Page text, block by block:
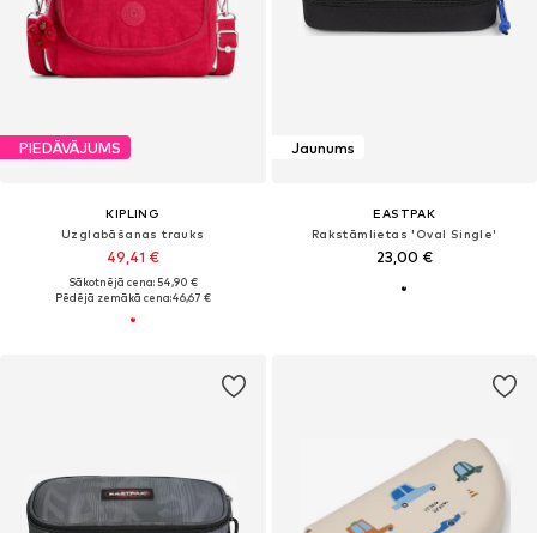
PIEDĀVĀJUMS
KIPLING
Uzglabāšanas trauks
49,41 €
Sākotnējā cena: 54,90 €
Pēdējā zemākā cena:46,67 €
Jaunums
EASTPAK
Rakstāmlietas 'Oval Single'
23,00 €